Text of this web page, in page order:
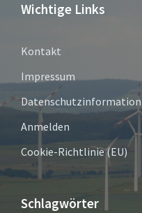
Wichtige Links
Kontakt
Impressum
Datenschutzinformation
Anmelden
Cookie-Richtlinie (EU)
Schlagwörter